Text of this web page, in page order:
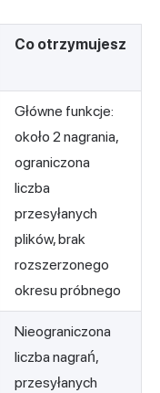
Co otrzymujesz
Główne funkcje:
około 2 nagrania,
ograniczona
liczba
przesyłanych
plików, brak
rozszerzonego
okresu próbnego
Nieograniczona
liczba nagrań,
przesyłanych